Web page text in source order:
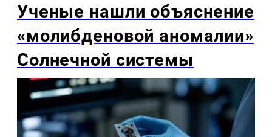
Ученые нашли объяснение
«молибденовой аномалии»
Солнечной системы